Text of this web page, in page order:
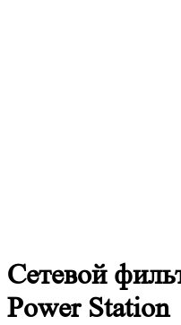
Сетевой
Power Station